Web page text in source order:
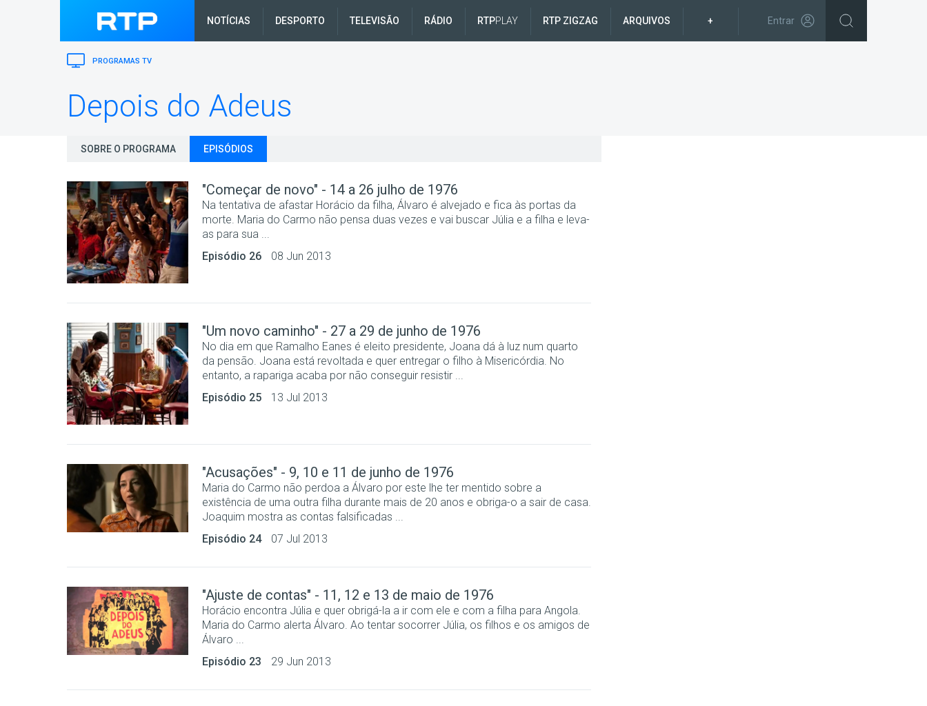
NOTÍCIAS DESPORTO TELEVISÃO RÁDIO RTPPLAY RTP ZIGZAG ARQUIVOS + Entrar
PROGRAMAS TV
Depois do Adeus
SOBRE O PROGRAMA EPISÓDIOS
"Começar de novo" - 14 a 26 julho de 1976
Na tentativa de afastar Horácio da filha, Álvaro é alvejado e fica às portas da
morte. Maria do Carmo não pensa duas vezes e vai buscar Júlia e a filha e leva-
as para sua ...
Episódio 26
08 Jun 2013
"Um novo caminho" - 27 a 29 de junho de 1976
No dia em que Ramalho Eanes é eleito presidente, Joana dá à luz num quarto
da pensão. Joana está revoltada e quer entregar o filho à Misericórdia. No
entanto, a rapariga acaba por não conseguir resistir ...
Episódio 25
13 Jul 2013
"Acusações" - 9, 10 e 11 de junho de 1976
Maria do Carmo não perdoa a Álvaro por este lhe ter mentido sobre a
existência de uma outra filha durante mais de 20 anos e obriga-o a sair de casa.
Joaquim mostra as contas falsificadas ...
Episódio 24
07 Jul 2013
"Ajuste de contas" - 11, 12 e 13 de maio de 1976
Horácio encontra Júlia e quer obrigá-la a ir com ele e com a filha para Angola.
Maria do Carmo alerta Álvaro. Ao tentar socorrer Júlia, os filhos e os amigos de
Álvaro ...
Episódio 23
29 Jun 2013